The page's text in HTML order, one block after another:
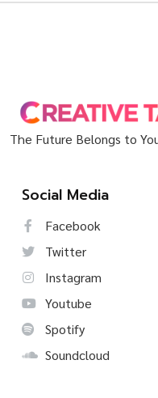
The Future Belongs to
Social Media
Facebook
Twitter
Instagram
Youtube
Spotify
Soundcloud